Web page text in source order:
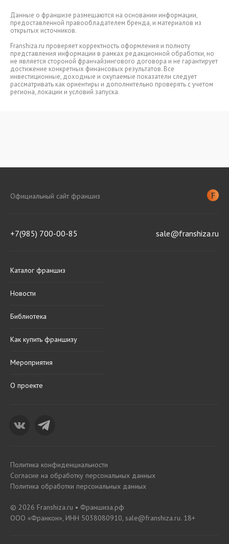
Данные о франшизе размещаются на основании информации,
предоставленной правообладателем бренда, и материалов из
открытых источников.
Franshiza.ru проверяет корректность оформления и полноту
представления информации в рамках редакционной обработки, но
не является стороной франчайзингового договора и не гарантирует
достижение конкретных финансовых результатов. Все
инвестиционные, доходные и окупаемые показатели следует
рассматривать как ориентиры и дополнительно проверять с учетом
региона, локации и условий запуска.
Официальный сайт франшиз
+7(985) 700-00-85 sale@franshiza.ru
Каталог франшиз
Новости
Библиотека
Как купить франшизу
Мероприятия
О проекте
Политика конфиденциальности
Согласие на обработку персональных данных
Политика обработки персональных данных
© 2026 Franshiza.ru • Франшиза.рф
ООО «Франкон», ИНН 5038080910, sale@franshiza.ru. 18+